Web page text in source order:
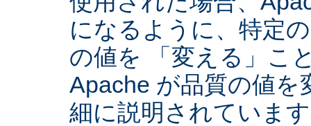
になるように、特定
の値を 「変える」こ
Apache が品質の値を
細に説明されていま